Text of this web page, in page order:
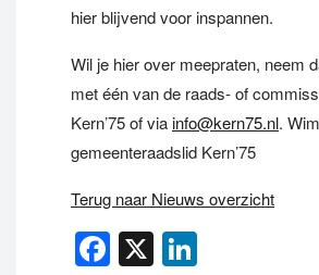
hier blijvend voor inspannen.
Wil je hier over meepraten, neem
met één van de raads- of
Kern’75 of viainfo@kern75.nl.
gemeenteraadslid Kern’75
Terug naar Nieuws overzicht
Facebook
X